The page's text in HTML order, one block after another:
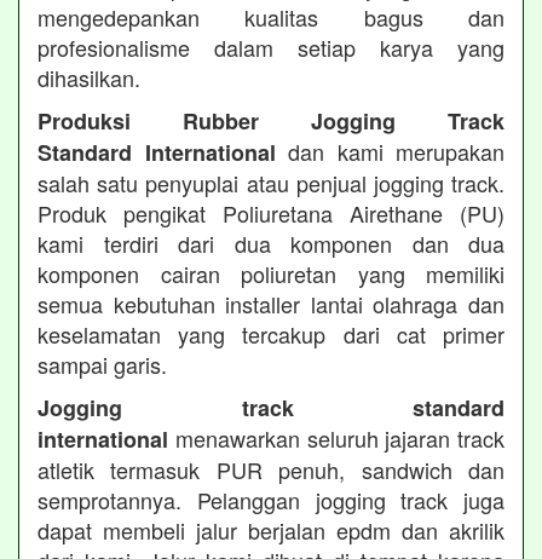
mengedepankan kualitas bagus dan
profesionalisme dalam setiap karya yang
dihasilkan.
Produksi Rubber Jogging Track
Standard International dan kami merupakan
salah satu penyuplai atau penjual jogging track.
Produk pengikat Poliuretana Airethane (PU)
kami terdiri dari dua komponen dan dua
komponen cairan poliuretan yang memiliki
semua kebutuhan installer lantai olahraga dan
keselamatan yang tercakup dari cat primer
sampai garis.
Jogging track standard
international menawarkan seluruh jajaran track
atletik termasuk PUR penuh, sandwich dan
semprotannya. Pelanggan jogging track juga
dapat membeli jalur berjalan epdm dan akrilik